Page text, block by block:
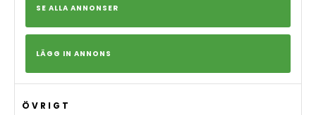
SE ALLA ANNONSER
LÄGG IN ANNONS
ÖVRIGT